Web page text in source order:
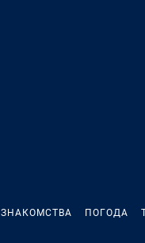
ЗНАКОМСТВА ПОГОДА